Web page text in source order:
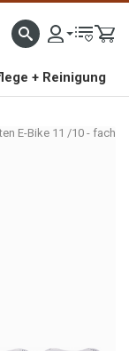
SEIT 1993
+ Reinigung
E-Bike 11 /10 - fach